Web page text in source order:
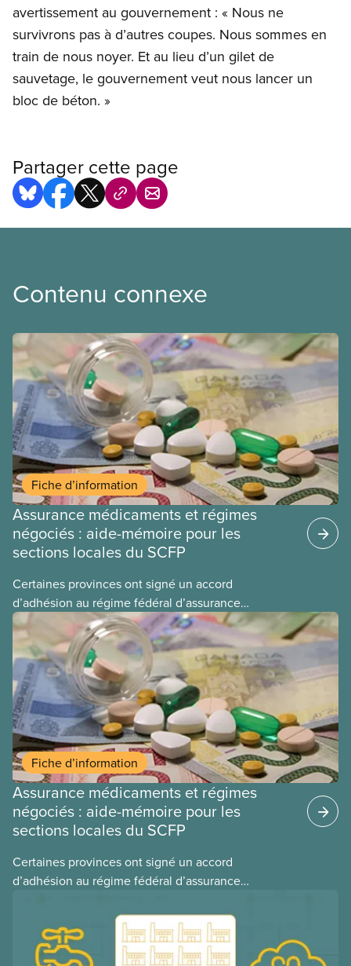
avertissement au gouvernement : « Nous ne
survivrons pas à d’autres coupes. Nous sommes en
train de nous noyer. Et au lieu d’un gilet de
sauvetage, le gouvernement veut nous lancer un
bloc de béton. »
Partager cette page
Contenu connexe
Fiche d’information
Assurance médicaments et régimes
négociés : aide-mémoire pour les
sections locales du SCFP
Certaines provinces ont signé un accord
d’adhésion au régime fédéral d’assurance
médicaments. Les sections locales du SCFP dans
ces provinces s’interrogent sur l’incidence que ce
régime pourrait avoir sur leurs avantages
sociaux actuels.
Fiche d’information
Assurance médicaments et régimes
négociés : aide-mémoire pour les
sections locales du SCFP
Certaines provinces ont signé un accord
d’adhésion au régime fédéral d’assurance
ces provinces s’interrogent sur l’incidence que ce
régime pourrait avoir sur leurs avantages
sociaux actuels.